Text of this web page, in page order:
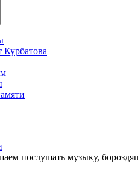
Курбатова
послушать музыку,